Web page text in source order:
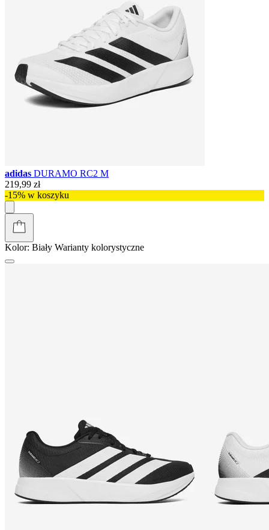
adidas DURAMO RC2 M
219,99 zł
-15% w koszyku
Kolor: Biały Warianty kolorystyczne